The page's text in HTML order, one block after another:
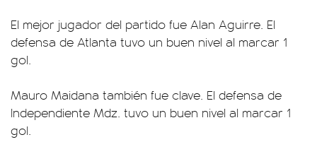
El mejor jugador del partido fue Alan Aguirre. El
defensa de Atlanta tuvo un buen nivel al marcar 1
gol.
Mauro Maidana también fue clave. El defensa de
Independiente Mdz. tuvo un buen nivel al marcar 1
gol.